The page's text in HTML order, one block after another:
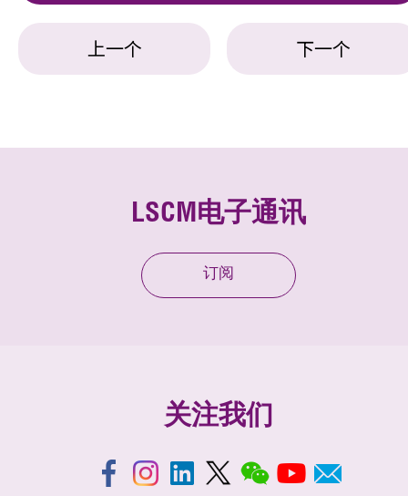
上一个 下一个
LSCM电子通讯
订阅
关注我们